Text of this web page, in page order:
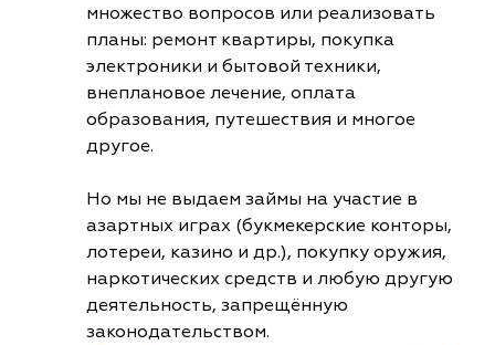
множество вопросов или реализовать
планы: ремонт квартиры, покупка
электроники и бытовой техники,
внеплановое лечение, оплата
образования, путешествия и многое
другое.
Но мы не выдаем займы на участие в
азартных играх (букмекерские конторы,
лотереи, казино и др.), покупку оружия,
наркотических средств и любую другую
деятельность, запрещённую
законодательством.